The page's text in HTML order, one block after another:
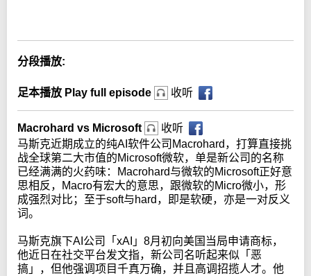
分段播放:
足本播放 Play full episode 收听
Macrohard vs Microsoft
收听
马斯克近期成立的纯AI软件公司Macrohard，打算直接挑
战全球第二大市值的Microsoft微软，单是新公司的名称
已经满满的火药味：Macrohard与微软的Microsoft正好意
思相反，Macro有宏大的意思，跟微软的Micro微小，形
成强烈对比；至于soft与hard，即是软硬，亦是一对反义
词。
马斯克旗下AI公司「xAI」8月初向美国当局申请商标，
他近日在社交平台发文指，新公司名听起来似「恶
搞」，但他强调项目千真万确，并且高调招揽人才。他